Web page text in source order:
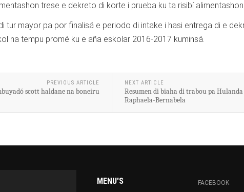
trese e dekreto di korte i prueba ku ta risibí alimentashon.
tur mayor pa por finalisá e periodo di intake i hasi entrega di e
na tempu promé ku e aña eskolar 2016-2017 kuminsá.
PREVIOUS ARTICLE
scott haldane na boneiru
NEXT ARTICLE
Resumen di biaha di trabou pa
Raphaela-Bernabela
MENU'S FACEBOOK